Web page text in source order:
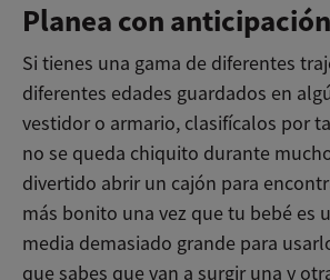
Planea con anticipación
Si tienes una gama de diferentes
diferentes edades guardados en
vestidor o armario, clasifícalos por
no se queda chiquito durante
divertido abrir un cajón para
más bonito una vez que tu bebé es
media demasiado grande para
que sabes que van a surgir una y